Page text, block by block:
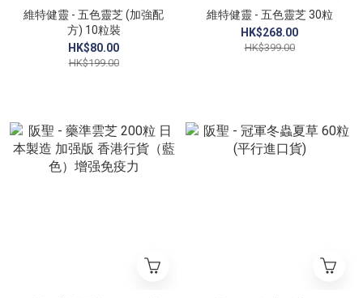
維特健靈 - 五色靈芝 (加強配
方) 10粒裝
HK$80.00
HK$199.00
維特健靈 - 五色靈芝 30粒
HK$268.00
HK$399.00